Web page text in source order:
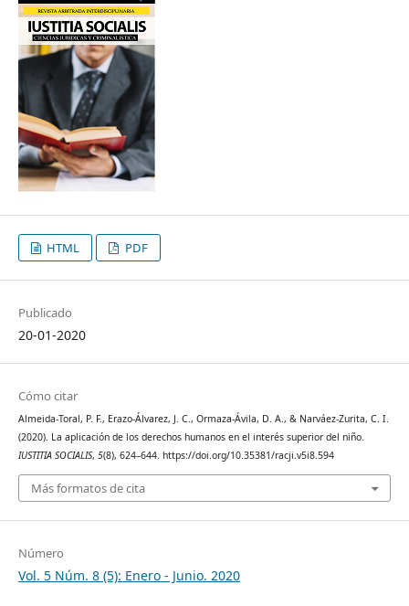
HTML PDF
Publicado
20-01-2020
Cómo citar
Almeida-Toral, P. F., Erazo-Álvarez, J. C., Ormaza-Ávila, D. A., & Narváez-Zurita, C. I.
(2020). La aplicación de los derechos humanos en el interés superior del niño.
IUSTITIA SOCIALIS, 5(8), 624–644. https://doi.org/10.35381/racji.v5i8.594
Más formatos de cita
Número
Vol. 5 Núm. 8 (5): Enero - Junio. 2020